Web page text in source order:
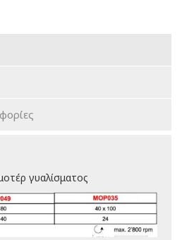
γυαλίσματος